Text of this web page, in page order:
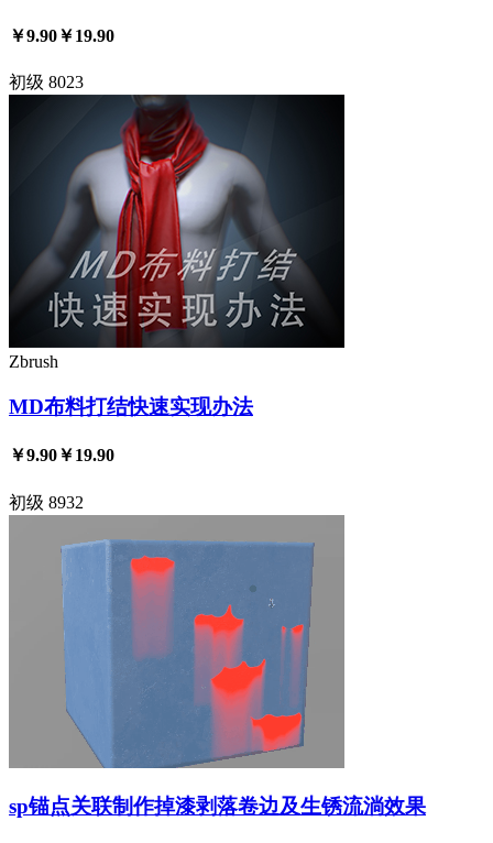
￥9.90￥19.90
初级 8023
Zbrush
MD布料打结快速实现办法
￥9.90￥19.90
初级 8932
sp锚点关联制作掉漆剥落卷边及生锈流淌效果